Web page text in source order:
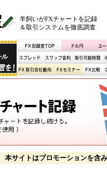
羊飼いがFXチャートを記録
＆取引システムを徹底調査
本サイトはプロモーションを含